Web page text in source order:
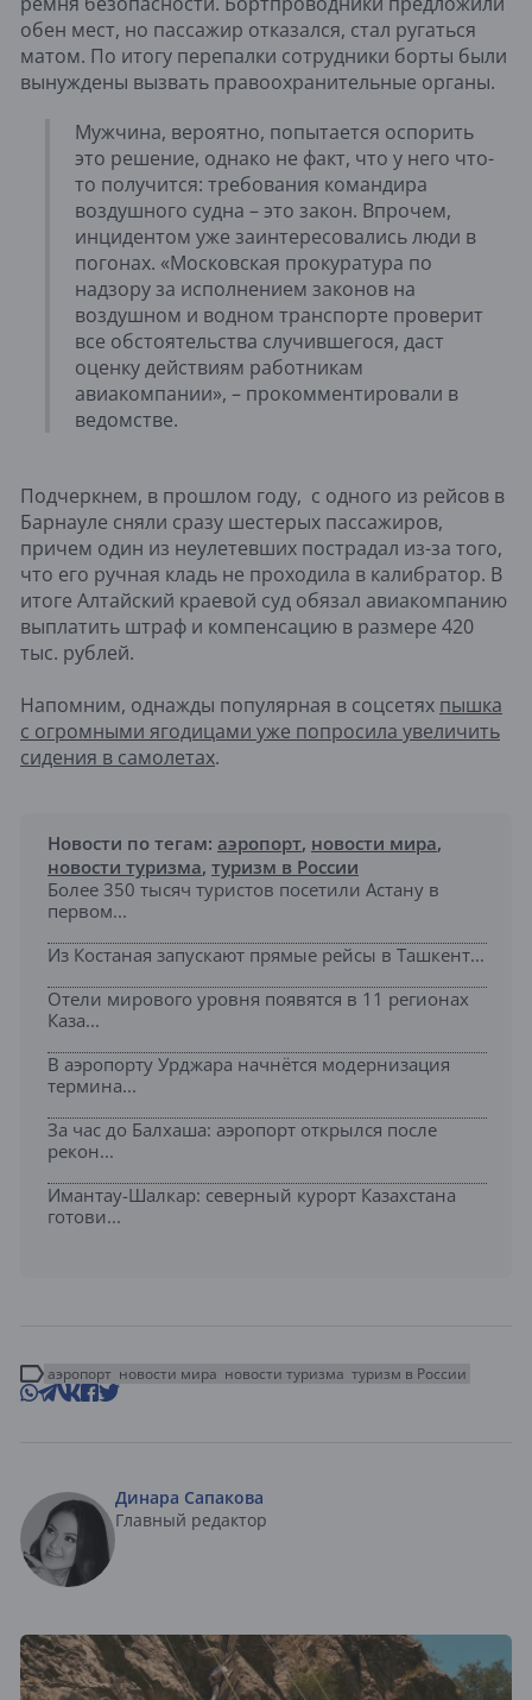
обен мест, но пассажир отказался, стал ругаться
матом. По итогу перепалки сотрудники борты были
вынуждены вызвать правоохранительные органы.
Мужчина, вероятно, попытается оспорить
это решение, однако не факт, что у него что-
то получится: требования командира
воздушного судна – это закон. Впрочем,
инцидентом уже заинтересовались люди в
погонах. «Московская прокуратура по
надзору за исполнением законов на
воздушном и водном транспорте проверит
все обстоятельства случившегося, даст
оценку действиям работникам
авиакомпании», – прокомментировали в
ведомстве.
Подчеркнем, в прошлом году, с одного из рейсов в
Барнауле сняли сразу шестерых пассажиров,
причем один из неулетевших пострадал из-за того,
что его ручная кладь не проходила в калибратор. В
итоге Алтайский краевой суд обязал авиакомпанию
выплатить штраф и компенсацию в размере 420
тыс. рублей.
Напомним, однажды популярная в соцсетях пышка
с огромными ягодицами уже попросила увеличить
сидения в самолетах.
Новости по тегам: аэропорт, новости мира,
новости туризма, туризм в России
Более 350 тысяч туристов посетили Астану в
первом...
Из Костаная запускают прямые рейсы в Ташкент...
Отели мирового уровня появятся в 11 регионах
Каза...
В аэропорту Урджара начнётся модернизация
термина...
За час до Балхаша: аэропорт открылся после
рекон...
Имантау-Шалкар: северный курорт Казахстана
готови...
аэропорт новости мира новости туризма туризм в России
Динара Сапакова
Главный редактор